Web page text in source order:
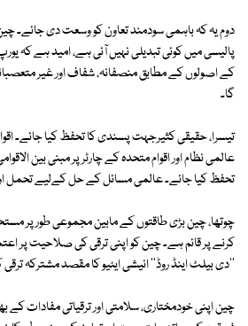
دوم یہ کہ باہمی سودمند تعاون کو وسعت دی
پالیسی میں کوئی تبدیلی نہیں آئی ہے، امید ہے کہ
کے اصولوں کے مطابق منصفانہ، شفاف اور غیر
گا۔
تیسرا، حقیقی کثیرجہت پسندی کا تحفظ کیا جائے۔
عالمی نظام اور اقوام متحدہ کے چارٹر پر مبنی بین
تحفظ کیا جائے۔ عالمی مسائل کے حل کےلیے تحمل
چوتھا، چین بڑی طاقتوں کے مابین مجموعی طور پر
کرنے پر قائم ہے۔ چین کو اپنی ترقی کی صلاحیت پر
''دی بیلٹ اینڈ روڈ'' انیشی ایٹیو کا مقصد مشترکہ
چین اپنی خودمختاری، سلامتی اور ترقیاتی مفادات